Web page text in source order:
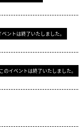
ベントは終了いたしました。
このイベントは終了いたしました。